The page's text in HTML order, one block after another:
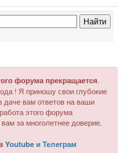
форума прекращается.
! Я приношу свои глубокие
даче вам ответов на ваши
этого форума
за многолетнее доверие.
Youtube и Телеграм